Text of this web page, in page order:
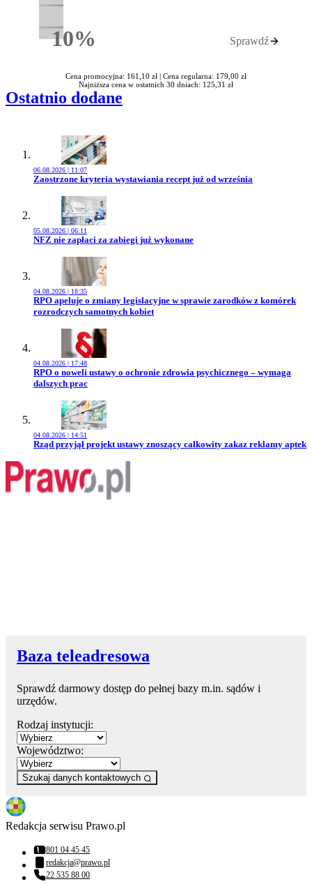
10%Rabatu Sprawdź
Cena promocyjna: 161,10 zł | Cena regularna: 179,00 zł
Najniższa cena w ostatnich 30 dniach: 125,31 zł
Ostatnio dodane
06.08.2026 | 11:07
Przejdź do artykułu:
Zaostrzone kryteria wystawiania recept już od września
05.08.2026 | 06:11
Przejdź do artykułu:
NFZ nie zapłaci za zabiegi już wykonane
04.08.2026 | 18:35
Przejdź do artykułu:
RPO apeluje o zmiany legislacyjne w sprawie zarodków z komórek
rozrodczych samotnych kobiet
04.08.2026 | 17:48
Przejdź do artykułu:
RPO o noweli ustawy o ochronie zdrowia psychicznego – wymaga
dalszych prac
04.08.2026 | 14:51
Przejdź do artykułu:
Rząd przyjął projekt ustawy znoszący całkowity zakaz reklamy aptek
Baza teleadresowa
Sprawdź darmowy dostęp do pełnej bazy m.in. sądów i
urzędów.
Rodzaj instytucji:
Województwo:
Szukaj danych kontaktowych
Redakcja serwisu Prawo.pl
Numer telefonu:
801 04 45 45
Adres email:
redakcja@prawo.pl
Numer telefonu:
22 535 88 00